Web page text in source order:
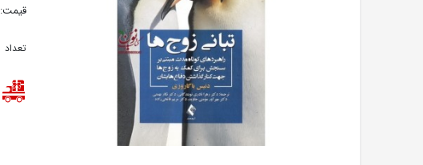
قیمت:
تعداد